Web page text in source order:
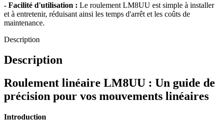
- Facilité d'utilisation : Le roulement LM8UU est simple à installer
et à entretenir, réduisant ainsi les temps d'arrêt et les coûts de
maintenance.
Description
Description
Roulement linéaire LM8UU : Un guide de
précision pour vos mouvements linéaires
Introduction